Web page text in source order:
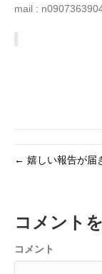
mail :
← 嬉しい報告が届
コメント
コメント